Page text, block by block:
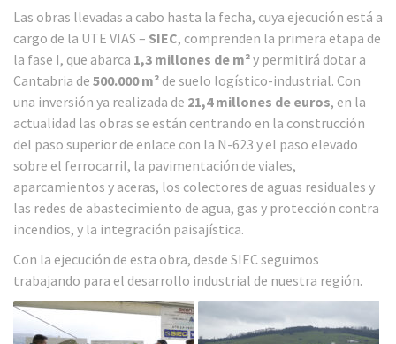
Las obras llevadas a cabo hasta la fecha, cuya ejecución está a
cargo de la UTE VIAS – SIEC, comprenden la primera etapa de
la fase I, que abarca 1,3 millones de m²y permitirá dotar a
Cantabria de 500.000 m² de suelo logístico-industrial. Con
una inversión ya realizada de 21,4 millones de euros, en la
actualidad las obras se están centrando en la construcción
del paso superior de enlace con la N-623 y el paso elevado
sobre el ferrocarril, la pavimentación de viales,
aparcamientos y aceras, los colectores de aguas residuales y
las redes de abastecimiento de agua, gas y protección contra
incendios, y la integración paisajística.
Con la ejecución de esta obra, desde SIEC seguimos
trabajando para el desarrollo industrial de nuestra región.